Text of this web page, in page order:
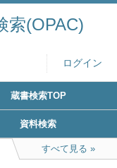
索(OPAC)
ログイン
蔵書検索TOP
資料検索
すべて見る